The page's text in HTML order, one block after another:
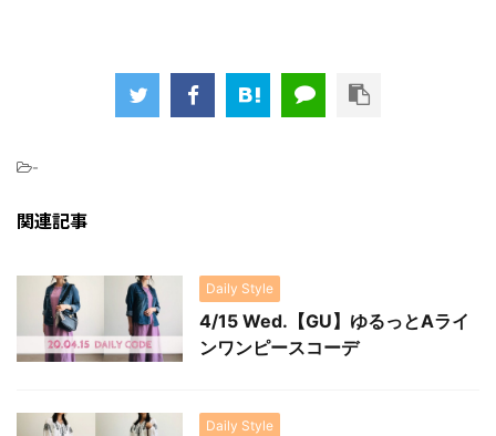
-
関連記事
Daily Style
4/15 Wed.【GU】ゆるっとAライ
ンワンピースコーデ
Daily Style